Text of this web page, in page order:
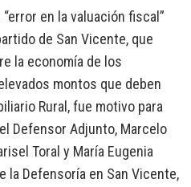
en la valuación fiscal”
de San Vicente, que
la economía de los
montos que deben
Rural, fue motivo para
Defensor Adjunto, Marcelo
Toral y María Eugenia
la Defensoría en San Vicente,